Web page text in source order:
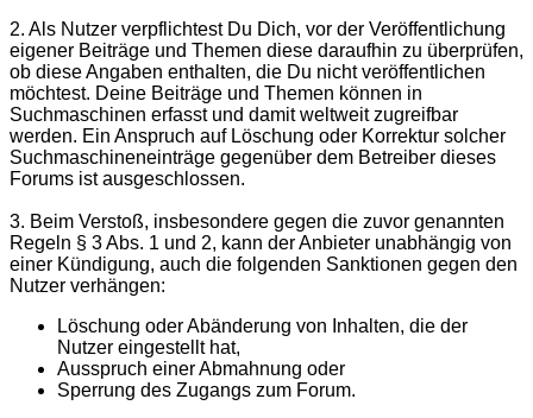
2. Als Nutzer verpflichtest Du Dich, vor der Veröffentlichung
eigener Beiträge und Themen diese daraufhin zu überprüfen,
ob diese Angaben enthalten, die Du nicht veröffentlichen
möchtest. Deine Beiträge und Themen können in
Suchmaschinen erfasst und damit weltweit zugreifbar
werden. Ein Anspruch auf Löschung oder Korrektur solcher
Suchmaschineneinträge gegenüber dem Betreiber dieses
Forums ist ausgeschlossen.
3. Beim Verstoß, insbesondere gegen die zuvor genannten
Regeln § 3 Abs. 1 und 2, kann der Anbieter unabhängig von
einer Kündigung, auch die folgenden Sanktionen gegen den
Nutzer verhängen:
Löschung oder Abänderung von Inhalten, die der
Nutzer eingestellt hat,
Ausspruch einer Abmahnung oder
Sperrung des Zugangs zum Forum.